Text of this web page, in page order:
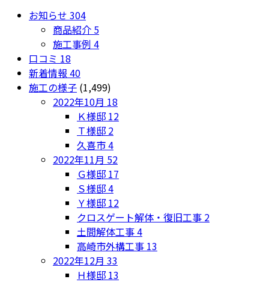
お知らせ 304
商品紹介 5
施工事例 4
口コミ 18
新着情報 40
施工の様子 (1,499)
2022年10月 18
Ｋ様邸 12
Ｔ様邸 2
久喜市4
2022年11月 52
Ｇ様邸 17
Ｓ様邸4
Ｙ様邸 12
クロスゲート解体・復旧工事 2
土間解体工事4
高崎市外構工事 13
2022年12月 33
Ｈ様邸 13